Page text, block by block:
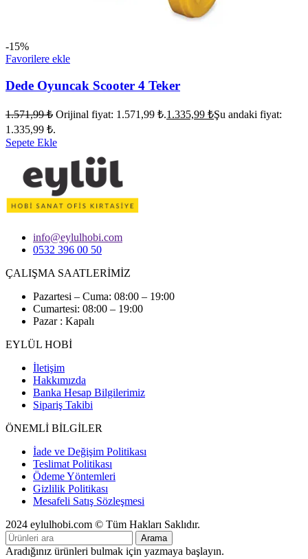
-15%
Favorilere ekle
Dede Oyuncak Scooter 4 Teker
1.571,99₺ Orijinal fiyat: 1.571,99 ₺.1.335,99 ₺Şu andaki fiyat:
1.335,99 ₺.
Sepete Ekle
info@eylulhobi.com
0532 396 00 50
ÇALIŞMA SAATLERİMİZ
Pazartesi – Cuma: 08:00 – 19:00
Cumartesi: 08:00 – 19:00
Pazar : Kapalı
EYLÜL HOBİ
İletişim
Hakkımızda
Banka Hesap Bilgilerimiz
Sipariş Takibi
ÖNEMLİ BİLGİLER
İade ve Değişim Politikası
Teslimat Politikası
Ödeme Yöntemleri
Gizlilik Politikası
Mesafeli Satış Sözleşmesi
2024 eylulhobi.com © Tüm Hakları Saklıdır.
Arama
Aradığınız ürünleri bulmak için yazmaya başlayın.